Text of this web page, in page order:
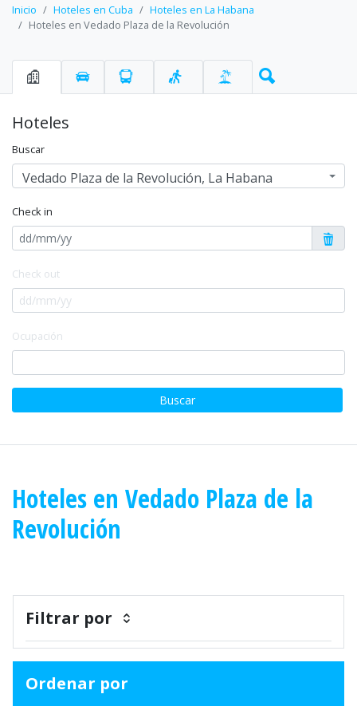
Inicio Hoteles en Cuba
Hoteles en La Habana
Hoteles en Vedado Plaza de la Revolución
Hoteles
Buscar
Vedado Plaza de la Revolución, La Habana
Check in
Check out
Ocupación
Buscar
Hoteles en Vedado Plaza de la
Revolución
Filtrar por
Ordenar por